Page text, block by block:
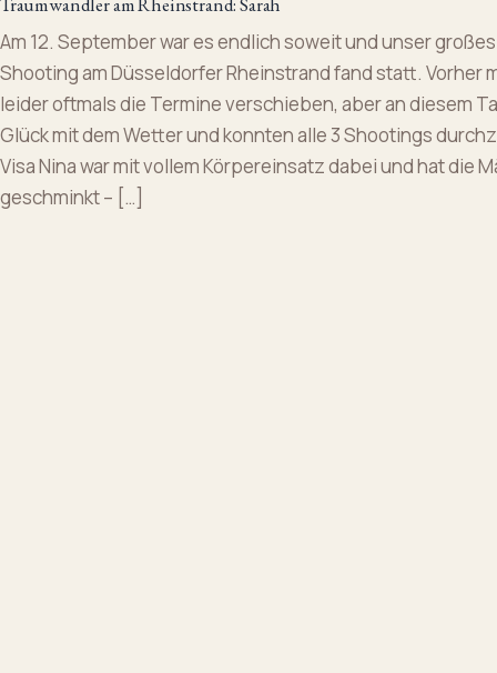
Am 12. September war es endlich soweit und unser
Shooting am Düsseldorfer Rheinstrand fand statt. Vorher
leider oftmals die Termine verschieben, aber an diesem
Glück mit dem Wetter und konnten alle 3 Shootings
Visa Nina war mit vollem Körpereinsatz dabei und hat die
geschminkt – […]